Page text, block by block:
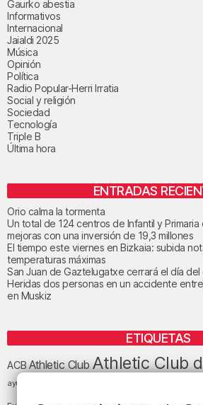
Gaurko abestia
Informativos
Internacional
Jaialdi 2025
Música
Opinión
Política
Radio Popular-Herri Irratia
Social y religión
Sociedad
Tecnología
Triple B
Última hora
ENTRADAS
Orio calma la tormenta
Un total de 124 centros de Infantil y Primaria
mejoras con una inversión de 19,3 millones
El tiempo este viernes en Bizkaia: subida
temperaturas máximas
San Juan de Gaztelugatxe cerrará el día del
Heridas dos personas en un accidente
en Muskiz
ETIQUETAS
ACBAthletic ClubAthletic Club
ayuntamiento de Bilbao